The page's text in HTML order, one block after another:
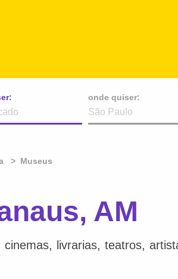
onde quiser:
Museus
AM
livrarias, teatros,